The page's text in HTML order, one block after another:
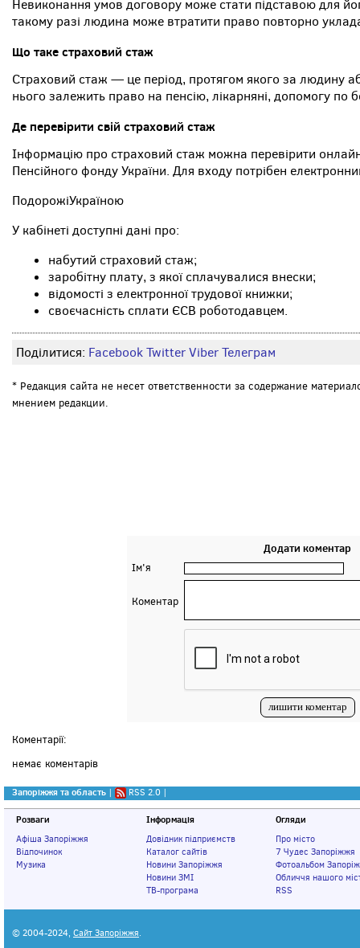
Невиконання умов договору може стати підставою для
такому разі людина може втратити право повторно
Що таке страховий стаж
Страховий стаж — це період, протягом якого за людину
нього залежить право на пенсію, лікарняні, допомогу по
Де перевірити свій страховий стаж
Інформацію про страховий стаж можна перевірити
Пенсійного фонду України. Для входу потрібен
ПодорожіУкраїною
У кабінеті доступні дані про:
набутий страховий стаж;
заробітну плату, з якої сплачувалися внески;
відомості з електронної трудової книжки;
своєчасність сплати ЄСВ роботодавцем.
Поділитися: FacebookTwitterViberТелеграм
* Редакция сайта не несет ответственности за содержание
мнением редакции.
Додати коментар
Ім'я
Коментар
Коментарії:
немає коментарів
Запоріжжя та область | RSS 2.0 |
Розваги
Афіша Запоріжжя
Відпочинок
Музика
Інформація
Довідник підприємств
Каталог сайтів
Новини Запоріжжя
Новини ЗМІ
ТВ-програма
Огляди
Про місто
7 Чудес Запоріжжя
Фотоальбом
Обличчя нашого
RSS
© 2004-2024, Сайт Запоріжжя.